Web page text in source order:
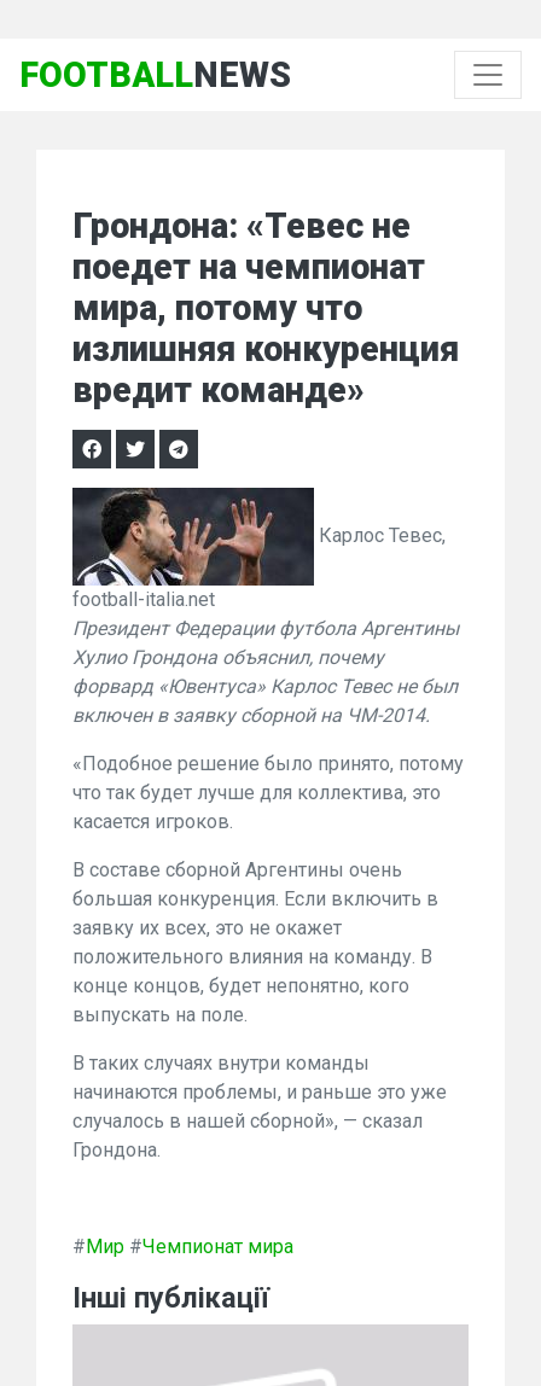
FOOTBALLNEWS
Грондона: «Тевес не
поедет на чемпионат
мира, потому что
излишняя конкуренция
вредит команде»
Карлос Тевес,
football-italia.net
Президент Федерации футбола Аргентины
Хулио Грондона объяснил, почему
форвард «Ювентуса» Карлос Тевес не был
включен в заявку сборной на ЧМ-2014.
«Подобное решение было принято, потому
что так будет лучше для коллектива, это
касается игроков.
В составе сборной Аргентины очень
большая конкуренция. Если включить в
заявку их всех, это не окажет
положительного влияния на команду. В
конце концов, будет непонятно, кого
выпускать на поле.
В таких случаях внутри команды
начинаются проблемы, и раньше это уже
случалось в нашей сборной», — сказал
Грондона.
#Мир #Чемпионат мира
Інші публікації